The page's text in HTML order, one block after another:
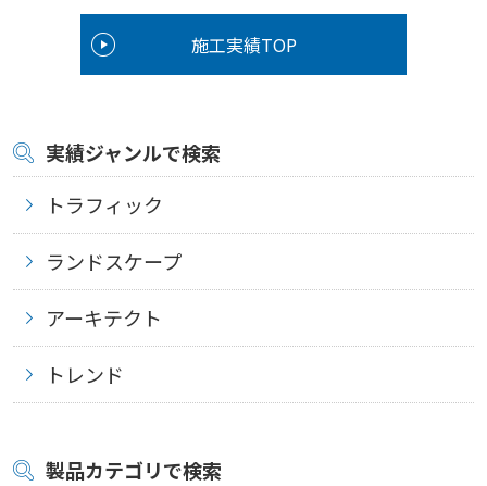
施工実績TOP
実績ジャンルで検索
トラフィック
ランドスケープ
アーキテクト
トレンド
製品カテゴリで検索